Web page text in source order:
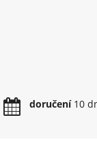
doručení10